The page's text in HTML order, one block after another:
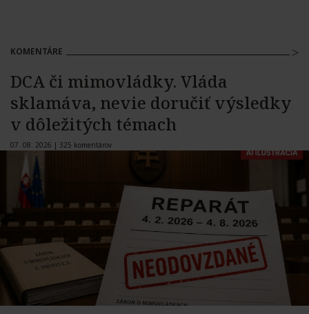
KOMENTÁRE
DCA či mimovládky. Vláda
sklamáva, nevie doručiť výsledky
v dôležitých témach
07. 08. 2026 | 325 komentárov